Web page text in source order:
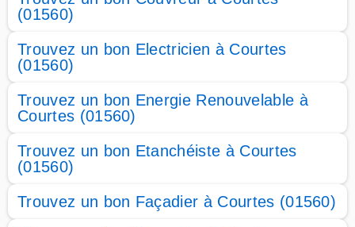
(01560)
Trouvez un bon Electricien à Courtes
(01560)
Trouvez un bon Energie Renouvelable à
Courtes (01560)
Trouvez un bon Etanchéiste à Courtes
(01560)
Trouvez un bon Façadier à Courtes (01560)